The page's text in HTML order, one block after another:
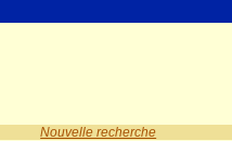
Nouvelle recherche